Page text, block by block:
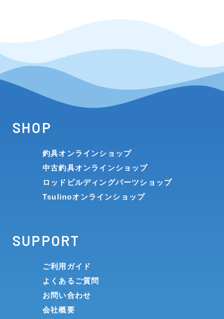
SHOP
釣具オンラインショップ
中古釣具オンラインショップ
ロッドビルディングパーツショップ
Tsulinoオンラインショップ
SUPPORT
ご利用ガイド
よくあるご質問
お問い合わせ
会社概要